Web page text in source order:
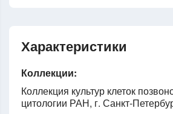
Характеристики
Коллекции:
Коллекция культур клеток
цитологии РАН, г. Санкт-